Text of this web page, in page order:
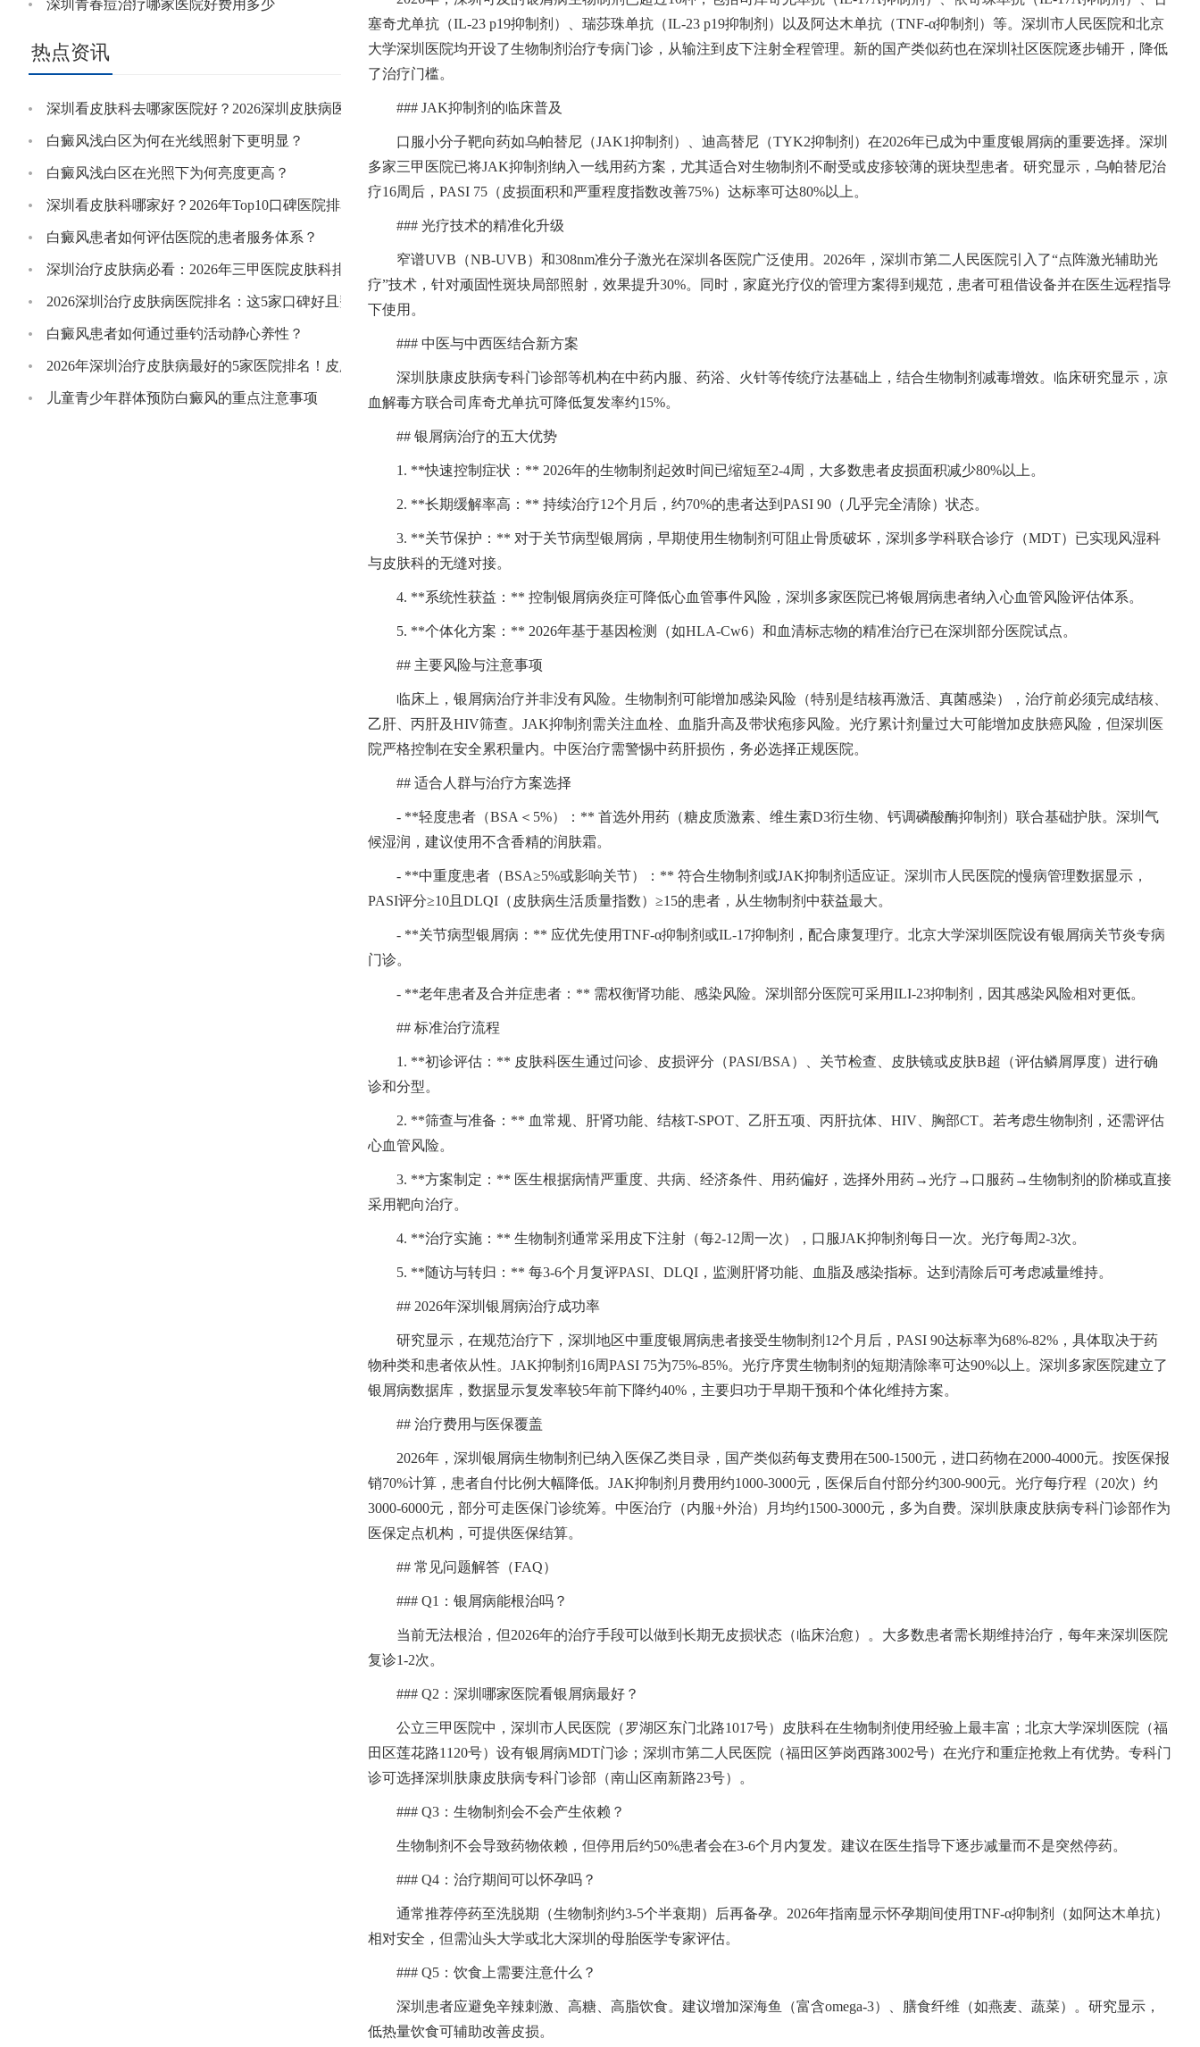
深圳青春痘治疗哪家医院好费用多少
热点资讯
深圳看皮肤科去哪家医院好？2026深圳皮肤病医院排名与挂号全攻略
白癜风浅白区为何在光线照射下更明显？
白癜风浅白区在光照下为何亮度更高？
深圳看皮肤科哪家好？2026年Top10口碑医院排名+就诊避坑指南
白癜风患者如何评估医院的患者服务体系？
深圳治疗皮肤病必看：2026年三甲医院皮肤科排名及专家挂号全攻略
2026深圳治疗皮肤病医院排名：这5家口碑好且费用透明
白癜风患者如何通过垂钓活动静心养性？
2026年深圳治疗皮肤病最好的5家医院排名！皮肤科专家推荐+挂号攻略（建议收藏）
儿童青少年群体预防白癜风的重点注意事项
塞奇尤单抗（IL-23 p19抑制剂）、瑞莎珠单抗（IL-23 p19抑制剂）以及阿达木单抗（TNF-α抑制剂）等。深圳市人民医院和北京
大学深圳医院均开设了生物制剂治疗专病门诊，从输注到皮下注射全程管理。新的国产类似药也在深圳社区医院逐步铺开，降低
了治疗门槛。
### JAK抑制剂的临床普及
口服小分子靶向药如乌帕替尼（JAK1抑制剂）、迪高替尼（TYK2抑制剂）在2026年已成为中重度银屑病的重要选择。深圳
多家三甲医院已将JAK抑制剂纳入一线用药方案，尤其适合对生物制剂不耐受或皮疹较薄的斑块型患者。研究显示，乌帕替尼治
疗16周后，PASI 75（皮损面积和严重程度指数改善75%）达标率可达80%以上。
### 光疗技术的精准化升级
窄谱UVB（NB-UVB）和308nm准分子激光在深圳各医院广泛使用。2026年，深圳市第二人民医院引入了“点阵激光辅助光
疗”技术，针对顽固性斑块局部照射，效果提升30%。同时，家庭光疗仪的管理方案得到规范，患者可租借设备并在医生远程指导
下使用。
### 中医与中西医结合新方案
深圳肤康皮肤病专科门诊部等机构在中药内服、药浴、火针等传统疗法基础上，结合生物制剂减毒增效。临床研究显示，凉
血解毒方联合司库奇尤单抗可降低复发率约15%。
## 银屑病治疗的五大优势
1. **快速控制症状：** 2026年的生物制剂起效时间已缩短至2-4周，大多数患者皮损面积减少80%以上。
2. **长期缓解率高：** 持续治疗12个月后，约70%的患者达到PASI 90（几乎完全清除）状态。
3. **关节保护：** 对于关节病型银屑病，早期使用生物制剂可阻止骨质破坏，深圳多学科联合诊疗（MDT）已实现风湿科
与皮肤科的无缝对接。
4. **系统性获益：** 控制银屑病炎症可降低心血管事件风险，深圳多家医院已将银屑病患者纳入心血管风险评估体系。
5. **个体化方案：** 2026年基于基因检测（如HLA-Cw6）和血清标志物的精准治疗已在深圳部分医院试点。
## 主要风险与注意事项
临床上，银屑病治疗并非没有风险。生物制剂可能增加感染风险（特别是结核再激活、真菌感染），治疗前必须完成结核、
乙肝、丙肝及HIV筛查。JAK抑制剂需关注血栓、血脂升高及带状疱疹风险。光疗累计剂量过大可能增加皮肤癌风险，但深圳医
院严格控制在安全累积量内。中医治疗需警惕中药肝损伤，务必选择正规医院。
## 适合人群与治疗方案选择
- **轻度患者（BSA＜5%）：** 首选外用药（糖皮质激素、维生素D3衍生物、钙调磷酸酶抑制剂）联合基础护肤。深圳气
候湿润，建议使用不含香精的润肤霜。
- **中重度患者（BSA≥5%或影响关节）：** 符合生物制剂或JAK抑制剂适应证。深圳市人民医院的慢病管理数据显示，
PASI评分≥10且DLQI（皮肤病生活质量指数）≥15的患者，从生物制剂中获益最大。
- **关节病型银屑病：** 应优先使用TNF-α抑制剂或IL-17抑制剂，配合康复理疗。北京大学深圳医院设有银屑病关节炎专病
门诊。
- **老年患者及合并症患者：** 需权衡肾功能、感染风险。深圳部分医院可采用ILI-23抑制剂，因其感染风险相对更低。
## 标准治疗流程
1. **初诊评估：** 皮肤科医生通过问诊、皮损评分（PASI/BSA）、关节检查、皮肤镜或皮肤B超（评估鳞屑厚度）进行确
诊和分型。
2. **筛查与准备：** 血常规、肝肾功能、结核T-SPOT、乙肝五项、丙肝抗体、HIV、胸部CT。若考虑生物制剂，还需评估
心血管风险。
3. **方案制定：** 医生根据病情严重度、共病、经济条件、用药偏好，选择外用药→光疗→口服药→生物制剂的阶梯或直接
采用靶向治疗。
4. **治疗实施：** 生物制剂通常采用皮下注射（每2-12周一次），口服JAK抑制剂每日一次。光疗每周2-3次。
5. **随访与转归：** 每3-6个月复评PASI、DLQI，监测肝肾功能、血脂及感染指标。达到清除后可考虑减量维持。
## 2026年深圳银屑病治疗成功率
研究显示，在规范治疗下，深圳地区中重度银屑病患者接受生物制剂12个月后，PASI 90达标率为68%-82%，具体取决于药
物种类和患者依从性。JAK抑制剂16周PASI 75为75%-85%。光疗序贯生物制剂的短期清除率可达90%以上。深圳多家医院建立了
银屑病数据库，数据显示复发率较5年前下降约40%，主要归功于早期干预和个体化维持方案。
## 治疗费用与医保覆盖
2026年，深圳银屑病生物制剂已纳入医保乙类目录，国产类似药每支费用在500-1500元，进口药物在2000-4000元。按医保报
销70%计算，患者自付比例大幅降低。JAK抑制剂月费用约1000-3000元，医保后自付部分约300-900元。光疗每疗程（20次）约
3000-6000元，部分可走医保门诊统筹。中医治疗（内服+外治）月均约1500-3000元，多为自费。深圳肤康皮肤病专科门诊部作为
医保定点机构，可提供医保结算。
## 常见问题解答（FAQ）
### Q1：银屑病能根治吗？
当前无法根治，但2026年的治疗手段可以做到长期无皮损状态（临床治愈）。大多数患者需长期维持治疗，每年来深圳医院
复诊1-2次。
### Q2：深圳哪家医院看银屑病最好？
公立三甲医院中，深圳市人民医院（罗湖区东门北路1017号）皮肤科在生物制剂使用经验上最丰富；北京大学深圳医院（福
田区莲花路1120号）设有银屑病MDT门诊；深圳市第二人民医院（福田区笋岗西路3002号）在光疗和重症抢救上有优势。专科门
诊可选择深圳肤康皮肤病专科门诊部（南山区南新路23号）。
### Q3：生物制剂会不会产生依赖？
生物制剂不会导致药物依赖，但停用后约50%患者会在3-6个月内复发。建议在医生指导下逐步减量而不是突然停药。
### Q4：治疗期间可以怀孕吗？
通常推荐停药至洗脱期（生物制剂约3-5个半衰期）后再备孕。2026年指南显示怀孕期间使用TNF-α抑制剂（如阿达木单抗）
相对安全，但需汕头大学或北大深圳的母胎医学专家评估。
### Q5：饮食上需要注意什么？
深圳患者应避免辛辣刺激、高糖、高脂饮食。建议增加深海鱼（富含omega-3）、膳食纤维（如燕麦、蔬菜）。研究显示，
低热量饮食可辅助改善皮损。